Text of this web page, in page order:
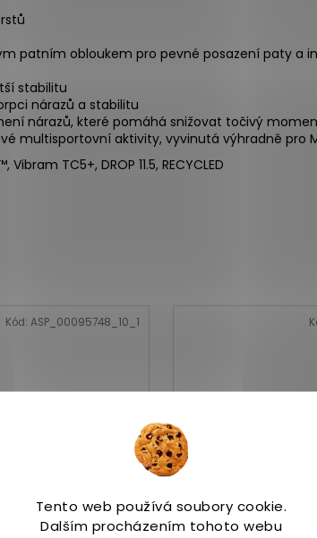
Tento web používá soubory cookie.
Dalším procházením tohoto webu
patním obloukem pro pevné posazení paty a
stabilitu
nárazů a stabilitu
nárazů, které pomáhá snižovat točivý
multisportovní aktivity, vyvinutá výhradně pro
TC5+, DROP 11.5, RECYCLED
2 LTR WP olive
Kód: ASP_00095748_10_1
Merrell SPEED